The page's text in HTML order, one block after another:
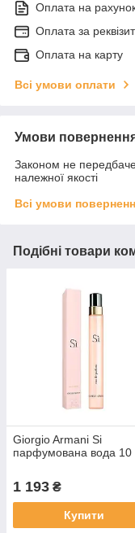
Оплата на
Оплата за
Оплата на карту
Всі умови оплати
Умови
Законом не
належної якості
Всі умови
Подібні товари
Giorgio Armani Si
парфумована вода
1 193 ₴
Купити